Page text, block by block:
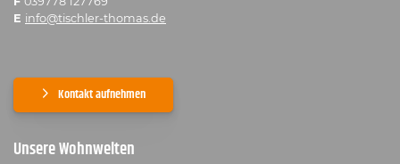
E info@tischler-thomas.de
Kontakt aufnehmen
Unsere Wohnwelten